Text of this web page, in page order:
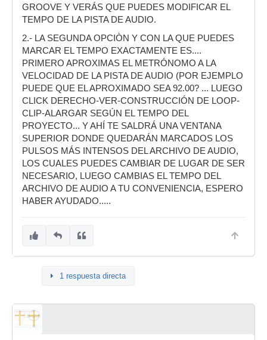
GROOVE Y VERÁS QUE PUEDES MODIFICAR EL
TEMPO DE LA PISTA DE AUDIO.
2.- LA SEGUNDA OPCIÒN Y CON LA QUE PUEDES
MARCAR EL TEMPO EXACTAMENTE ES....
PRIMERO APROXIMAS EL METRÓNOMO A LA
VELOCIDAD DE LA PISTA DE AUDIO (POR EJEMPLO
PUEDE QUE EL APROXIMADO SEA 92.00? ... LUEGO
CLICK DERECHO-VER-CONSTRUCCIÓN DE LOOP-
CLIP-ALARGAR SEGÚN EL TEMPO DEL
PROYECTO... Y AHÍ TE SALDRÁ UNA VENTANA
SUPERIOR DONDE QUEDARÁN MARCADOS LOS
PULSOS MÁS INTENSOS DEL ARCHIVO DE AUDIO,
LOS CUALES PUEDES CAMBIAR DE LUGAR DE SER
NECESARIO, LUEGO CAMBIAS EL TEMPO DEL
ARCHIVO DE AUDIO A TU CONVENIENCIA, ESPERO
HABER AYUDADO.....
1 respuesta directa